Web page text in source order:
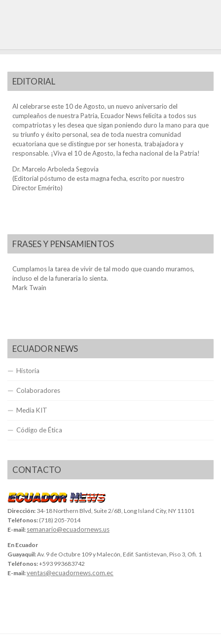
EDITORIAL
Al celebrarse este 10 de Agosto, un nuevo aniversario del
cumpleaños de nuestra Patria, Ecuador News felicita a todos sus
compatriotas y les desea que sigan poniendo duro la mano para que
su triunfo y éxito personal, sea de toda nuestra comunidad
ecuatoriana que se distingue por ser honesta, trabajadora y
responsable. ¡Viva el 10 de Agosto, la fecha nacional de la Patria!
Dr. Marcelo Arboleda Segovia
(Editorial póstumo de esta magna fecha, escrito por nuestro
Director Emérito)
FRASES Y PENSAMIENTOS
Cumplamos la tarea de vivir de tal modo que cuando muramos,
incluso el de la funeraria lo sienta.
Mark Twain
ECUADOR NEWS
Historia
Colaboradores
Media KIT
Código de Ética
CONTACTO
Dirección: 34-18 Northern Blvd, Suite 2/6B, Long Island City, NY 11101
Teléfonos: (718) 205-7014
E-mail: semanario@ecuadornews.us
En Ecuador
Guayaquil:Av. 9 de Octubre 109 y Malecón, Edif. Santistevan, Piso 3, Ofi. 1
Teléfonos:+593 993683742
E-mail:ventas@ecuadornews.com.ec